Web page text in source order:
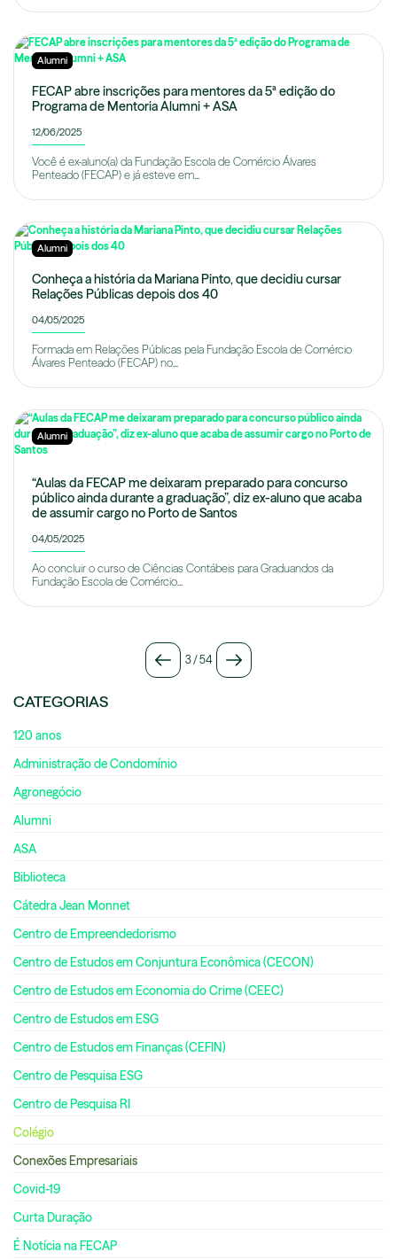
Alumni
FECAP abre inscrições para mentores da 5ª edição do
Programa de Mentoria Alumni + ASA
12/06/2025
Você é ex-aluno(a) da Fundação Escola de Comércio Álvares
Penteado (FECAP) e já esteve em...
Alumni
Conheça a história da Mariana Pinto, que decidiu cursar
Relações Públicas depois dos 40
04/05/2025
Formada em Relações Públicas pela Fundação Escola de Comércio
Álvares Penteado (FECAP) no...
Alumni
“Aulas da FECAP me deixaram preparado para concurso
público ainda durante a graduação”, diz ex-aluno que acaba
de assumir cargo no Porto de Santos
04/05/2025
Ao concluir o curso de Ciências Contábeis para Graduandos da
Fundação Escola de Comércio...
3/54
CATEGORIAS
120 anos
Administração de Condomínio
Agronegócio
Alumni
ASA
Biblioteca
Cátedra Jean Monnet
Centro de Empreendedorismo
Centro de Estudos em Conjuntura Econômica (CECON)
Centro de Estudos em Economia do Crime (CEEC)
Centro de Estudos em ESG
Centro de Estudos em Finanças (CEFIN)
Centro de Pesquisa ESG
Centro de Pesquisa RI
Colégio
Conexões Empresariais
Covid-19
Curta Duração
É Notícia na FECAP